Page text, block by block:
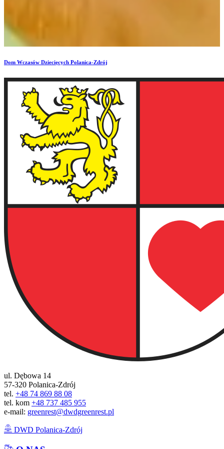
Dom Wczasów Dziecięcych Polanica-Zdrój
ul. Dębowa 14
57-320 Polanica-Zdrój
tel. +48 74 869 88 08
tel. kom +48 737 485 955
e-mail: greenrest@dwdgreenrest.pl
DWD Polanica-Zdrój